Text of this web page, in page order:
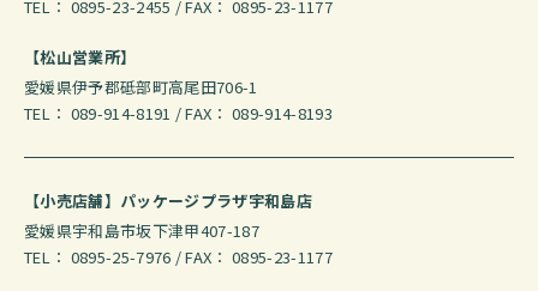
TEL： 0895-23-2455 / FAX： 0895-23-1177
【松山営業所】
愛媛県伊予郡砥部町高尾田706-1
TEL： 089-914-8191 / FAX： 089-914-8193
【小売店舗】パッケージプラザ宇和島店
愛媛県宇和島市坂下津甲407-187
TEL： 0895-25-7976 / FAX： 0895-23-1177